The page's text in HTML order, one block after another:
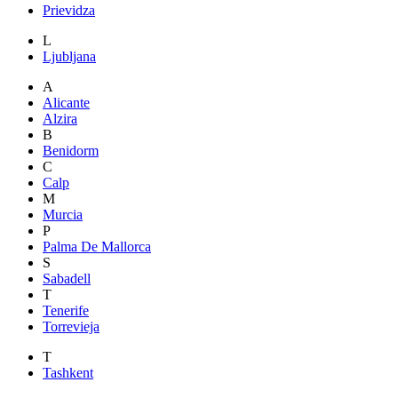
Prievidza
L
Ljubljana
A
Alicante
Alzira
B
Benidorm
C
Calp
M
Murcia
P
Palma De Mallorca
S
Sabadell
T
Tenerife
Torrevieja
T
Tashkent